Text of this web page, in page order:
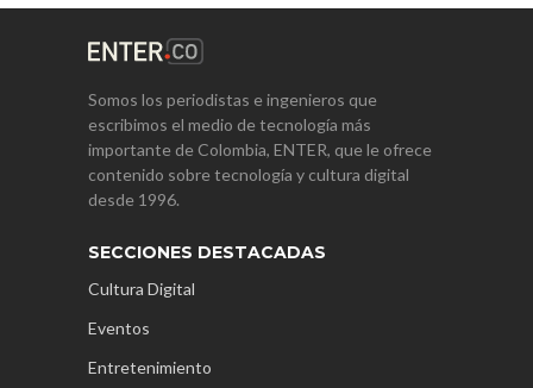
Somos los periodistas e ingenieros que
escribimos el medio de tecnología más
importante de Colombia, ENTER, que le ofrece
contenido sobre tecnología y cultura digital
desde 1996.
SECCIONES DESTACADAS
Cultura Digital
Eventos
Entretenimiento